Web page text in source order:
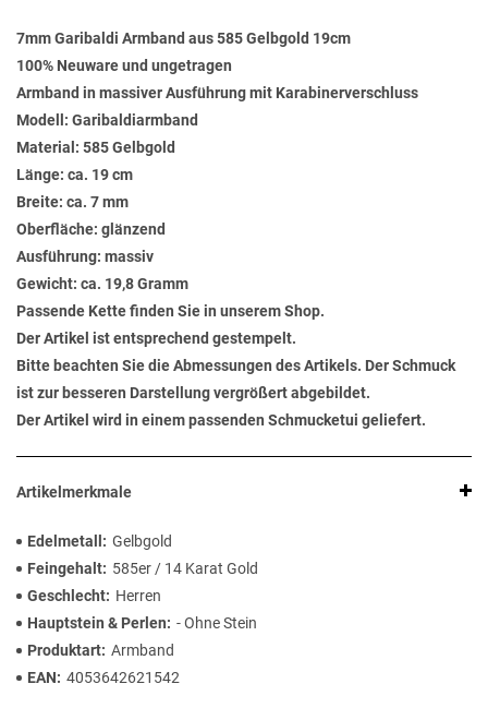
7mm Garibaldi Armband aus 585 Gelbgold 19cm
100% Neuware und ungetragen
Armband in massiver Ausführung mit Karabinerverschluss
Modell: Garibaldiarmband
Material: 585 Gelbgold
Länge: ca. 19 cm
Breite: ca. 7 mm
Oberfläche: glänzend
Ausführung: massiv
Gewicht: ca. 19,8 Gramm
Passende Kette finden Sie in unserem Shop.
Der Artikel ist entsprechend gestempelt.
Bitte beachten Sie die Abmessungen des Artikels. Der Schmuck
ist zur besseren Darstellung vergrößert abgebildet.
Der Artikel wird in einem passenden Schmucketui geliefert.
Artikelmerkmale
Edelmetall
Gelbgold
Feingehalt
585er / 14 Karat Gold
Geschlecht
Herren
Hauptstein & Perlen
- Ohne Stein
Produktart Armband
EAN
4053642621542